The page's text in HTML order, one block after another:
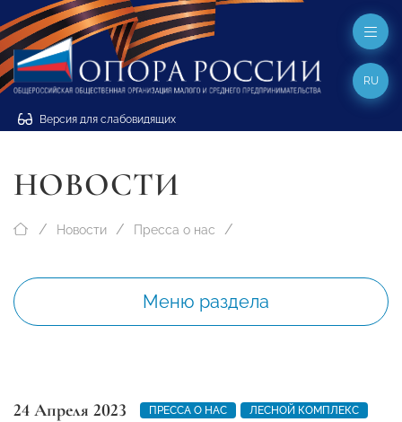
Версия для слабовидящих
RU
НОВОСТИ
Новости Пресса о нас
Меню раздела
24 Апреля 2023 ПРЕССА О НАС ЛЕСНОЙ КОМПЛЕКС